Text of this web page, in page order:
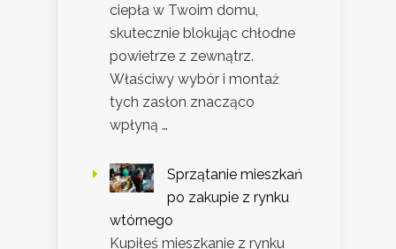
ciepła w Twoim domu,
skutecznie blokując chłodne
powietrze z zewnątrz.
Właściwy wybór i montaż
tych zasłon znacząco
wpłyną …
Sprzątanie mieszkań
po zakupie z rynku
wtórnego
Kupiłeś mieszkanie z rynku